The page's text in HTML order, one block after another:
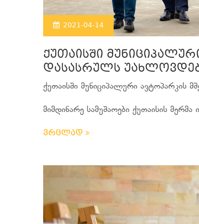
2021-04-14
ქუთაისში
დასასრულს
ქუთაისში მუნიციპალური ავტოპარკის
მიმდინარე სამუშაოები ქუთაისის
ვრცლად